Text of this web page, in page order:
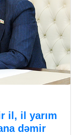
il, il yarım
dəmir